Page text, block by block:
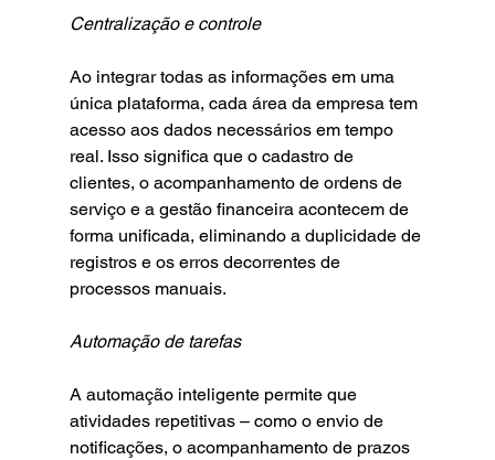
Centralização e controle
Ao integrar todas as informações em uma
única plataforma, cada área da empresa tem
acesso aos dados necessários em tempo
real. Isso significa que o cadastro de
clientes, o acompanhamento de ordens de
serviço e a gestão financeira acontecem de
forma unificada, eliminando a duplicidade de
registros e os erros decorrentes de
processos manuais.
Automação de tarefas
A automação inteligente permite que
atividades repetitivas – como o envio de
notificações, o acompanhamento de prazos